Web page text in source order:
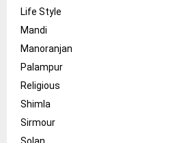
Life Style
Mandi
Manoranjan
Palampur
Religious
Shimla
Sirmour